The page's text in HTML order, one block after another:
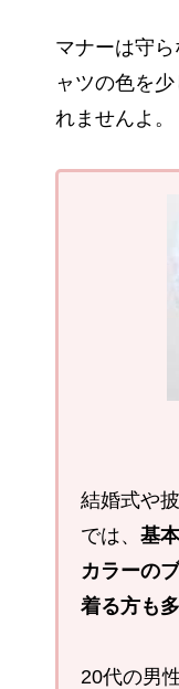
マナーは守
ャツの色を
れませんよ。
結婚式や
では、 基
カラーの
着る方も
20代の男